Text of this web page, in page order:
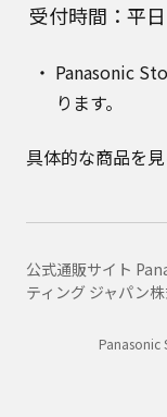
受付時間：平
Panasonic
ります。
具体的な商品を
公式通販サイト
ティング ジャパン
Panasonic